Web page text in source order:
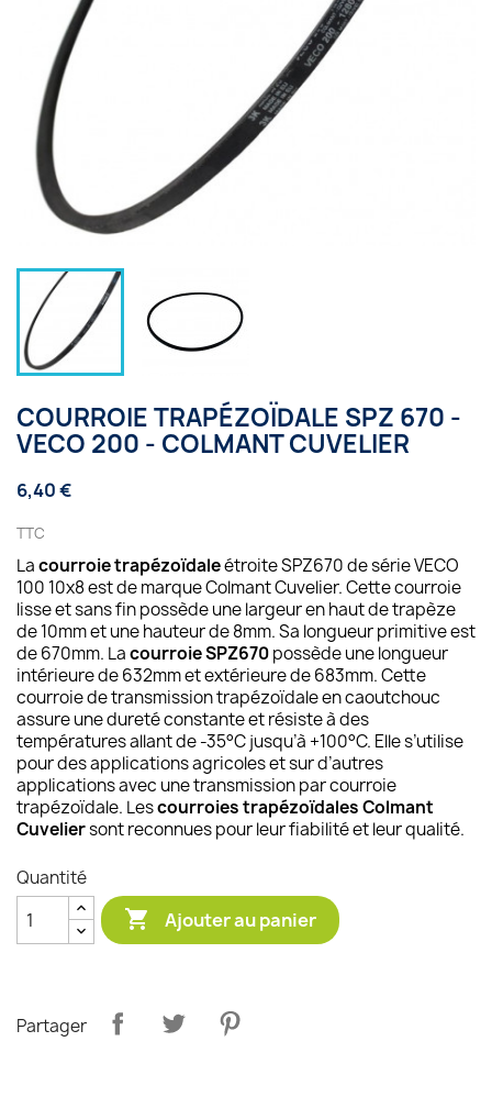
COURROIE TRAPÉZOÏDALE SPZ 670 -
VECO 200 - COLMANT CUVELIER
6,40 €
TTC
Lacourroie trapézoïdaleétroite SPZ670 de série VECO
100 10x8 est de marque Colmant Cuvelier. Cette courroie
lisse et sans fin possède une largeur en haut de trapèze
de 10mm et une hauteur de 8mm. Sa longueur primitive est
de 670mm. Lacourroie SPZ670possède une longueur
intérieure de 632mm et extérieure de 683mm. Cette
courroie de transmission trapézoïdale en caoutchouc
assure une dureté constante et résiste à des
températures allant de -35°C jusqu’à +100°C. Elle s’utilise
pour des applications agricoles et sur d’autres
applications avec une transmission par courroie
trapézoïdale. Lescourroies trapézoïdales Colmant
Cuveliersont reconnues pour leur fiabilité et leur qualité.
Quantité
 Ajouter au panier
Partager